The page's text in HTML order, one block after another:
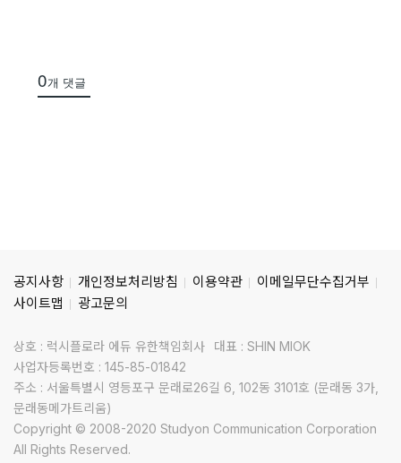
0개 댓글
공지사항 개인정보처리방침 이용약관
이메일무단수집거부
사이트맵
광고문의
상호 : 럭시플로라 에듀 유한책임회사
대표 : SHIN MIOK
사업자등록번호 : 145-85-01842
주소 : 서울특별시 영등포구 문래로26길 6, 102동 3101호 (문래동 3가,
문래동메가트리움)
Copyright © 2008-2020 Studyon Communication Corporation
All Rights Reserved.